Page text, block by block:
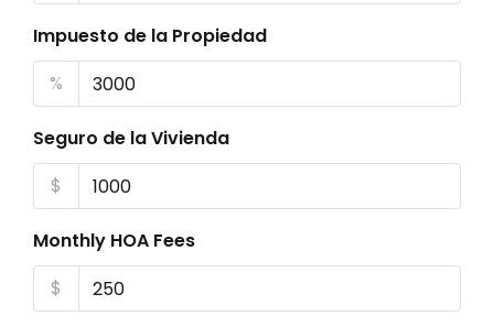
Impuesto de la Propiedad
%
Seguro de la Vivienda
$
Monthly HOA Fees
$